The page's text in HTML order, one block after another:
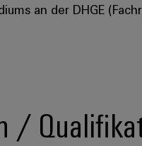
an der DHGE
/